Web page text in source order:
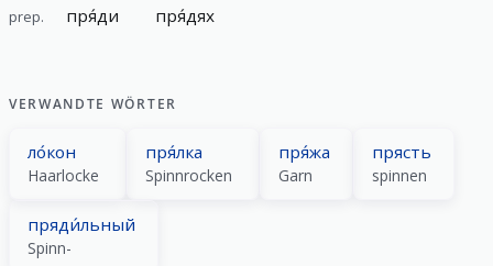
prep. пря́ди пря́дях
VERWANDTE WÖRTER
ло́кон
Haarlocke
пря́лка
Spinnrocken
пря́жа
Garn
прясть
spinnen
пряди́льный
Spinn-